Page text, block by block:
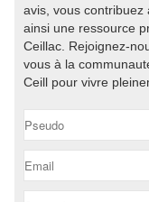
avis, vous
ainsi une ressource
Ceillac. Rejoignez-
vous à la
Ceill pour vivre